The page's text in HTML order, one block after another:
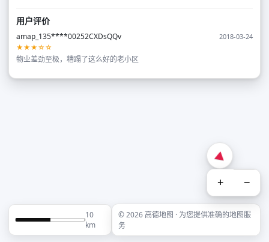
用户评价
amap_135****00252CXDsQQv
2018-03-24
★★★☆☆
物业差劲至极，糟蹋了这么好的老小区
+ −
10
km
© 2026 高德地图 · 为您提供准确的地图服
务